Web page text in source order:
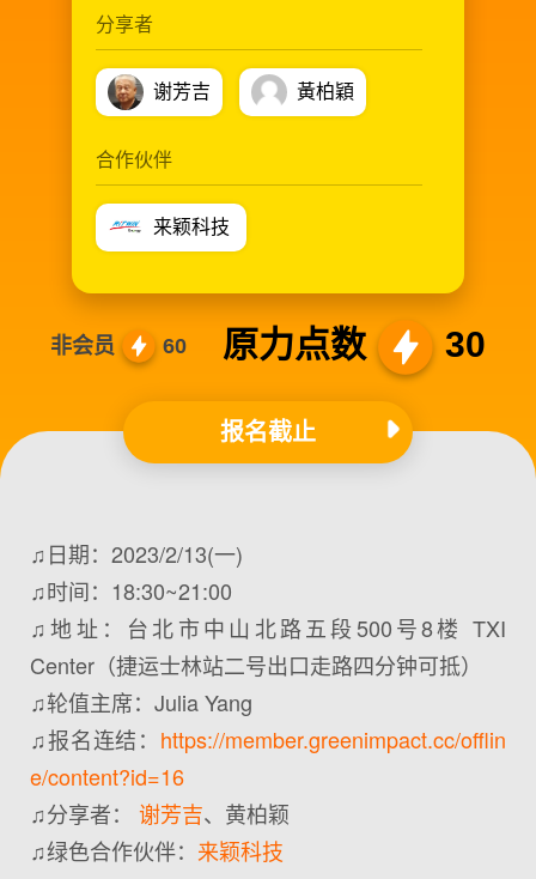
分享者
谢芳吉 黃柏穎
合作伙伴
来颖科技
非会员 60 原力点数 30
报名截止
♫日期：2023/2/13(一)
♫时间：18:30~21:00
♫地址：台北市中山北路五段500号8楼 TXI
Center（捷运士林站二号出口走路四分钟可抵）
♫轮值主席：Julia Yang
♫报名连结： https://member.greenimpact.cc/offlin
e/content?id=16
♫分享者： 谢芳吉、黄柏颖
♫绿色合作伙伴： 来颖科技